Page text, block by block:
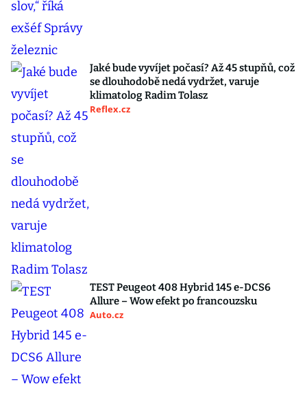
Jaké bude vyvíjet počasí? Až 45 stupňů, což
se dlouhodobě nedá vydržet, varuje
klimatolog Radim Tolasz
Reflex.cz
TEST Peugeot 408 Hybrid 145 e-DCS6
Allure – Wow efekt po francouzsku
Auto.cz